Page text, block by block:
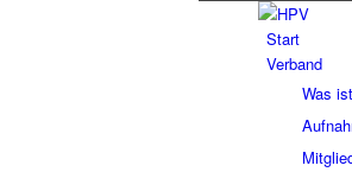
Start
Verband
Was